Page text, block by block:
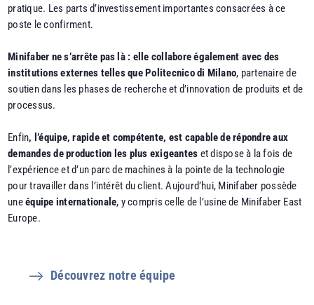
pratique. Les parts d’investissement importantes consacrées à ce
poste le confirment.
Minifaber ne s’arrête pas là : elle collabore également avec des
institutions externes telles que Politecnico di Milano, partenaire de
soutien dans les phases de recherche et d’innovation de produits et de
processus.
Enfin, l’équipe, rapide et compétente, est capable de répondre aux
demandes de production les plus exigeantes et dispose à la fois de
l’expérience et d’un parc de machines à la pointe de la technologie
pour travailler dans l’intérêt du client. Aujourd’hui, Minifaber possède
uneéquipe internationale, y compris celle de l’usine de Minifaber East
Europe.
Découvrez notre équipe